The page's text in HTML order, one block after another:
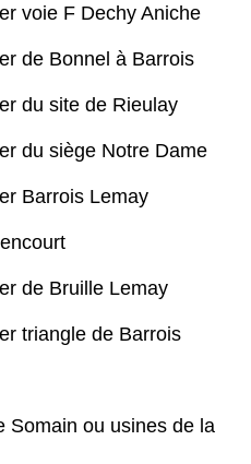
voie F Dechy Aniche
de Bonnel à Barrois
du site de Rieulay
du siège Notre Dame
Barrois Lemay
de Bruille Lemay
triangle de Barrois
Somain ou usines de la